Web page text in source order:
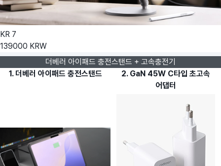
KR 7
139000 KRW
더베러 아이패드 충전스탠드 + 고속충전기
1. 더베러 아이패드 충전스탠드
2. GaN 45W C타입 초고속
어댑터